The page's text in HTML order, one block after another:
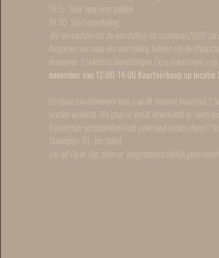
18:15   Deur open voor publiek
18:30   Start voorstelling
We verwachten dat de voorstelling tot maximaal 20:00 zal
Aangezien we maar één voorstelling hebben zijn de
deelnemer 2 tickets te bemachtigen. Deze tickets kunt u
november van 12:00-14:00 Kaartverkoop op
Op naam van deelnemer kunt u op dit moment maximaal
worden verkocht. We gaan er vanuit uitverkocht te raken
9 november verhinderd en kunt u niemand anders sturen?
Ticketprijs: 10,- per ticket
Let op! Op de dag zullen er hoogstwaarschijnlijk geen